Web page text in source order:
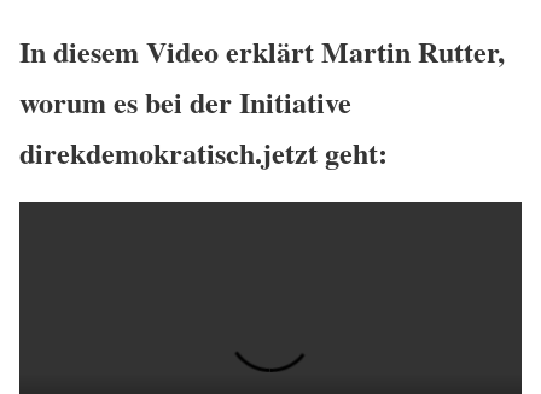
In diesem Video erklärt Martin Rutter,
worum es bei der Initiative
direkdemokratisch.jetzt geht: